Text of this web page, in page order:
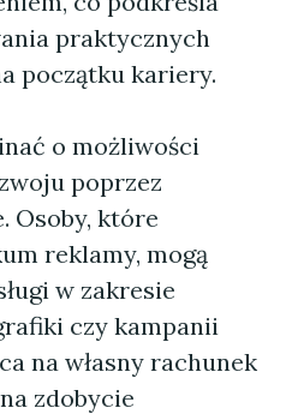
praktycznych
początku kariery.
o możliwości
poprzez
Osoby, które
reklamy, mogą
w zakresie
czy kampanii
na własny rachunek
zdobycie